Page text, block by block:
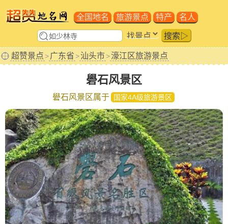
全国地名 旅游景点 特产 名人
搜索▷
超赞景点>广东省>汕头市>濠江区旅游景点
礐石风景区
礐石风景区属于 国家4A级旅游景区